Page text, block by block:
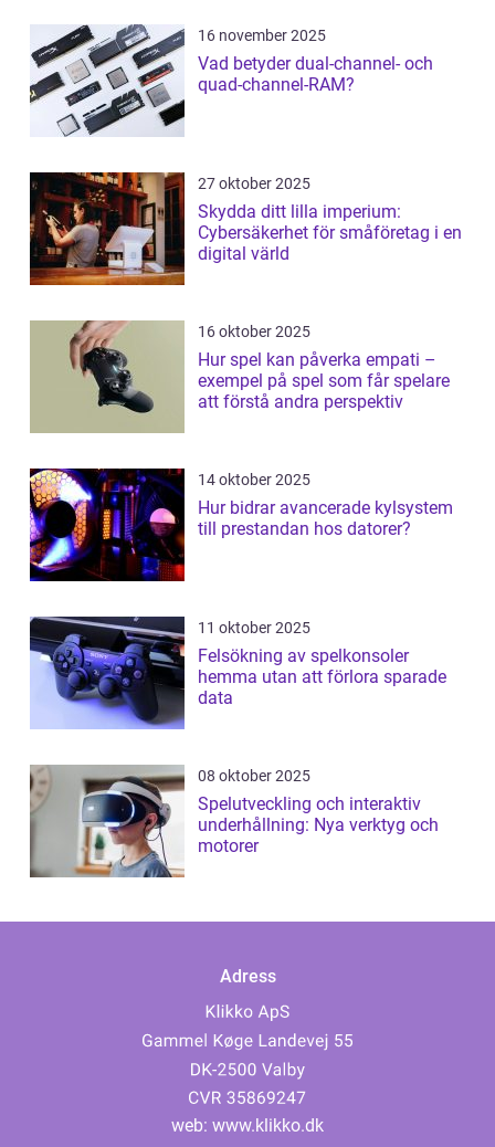
16 november 2025
Vad betyder dual-channel- och
quad-channel-RAM?
27 oktober 2025
Skydda ditt lilla imperium:
Cybersäkerhet för småföretag i en
digital värld
16 oktober 2025
Hur spel kan påverka empati –
exempel på spel som får spelare
att förstå andra perspektiv
14 oktober 2025
Hur bidrar avancerade kylsystem
till prestandan hos datorer?
11 oktober 2025
Felsökning av spelkonsoler
hemma utan att förlora sparade
data
08 oktober 2025
Spelutveckling och interaktiv
underhållning: Nya verktyg och
motorer
Adress
web: www.klikko.dk